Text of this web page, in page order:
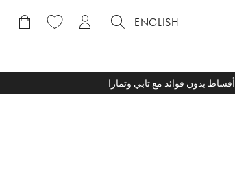
ENGLISH
أقساط بدون فوائد مع تابي وتمارا